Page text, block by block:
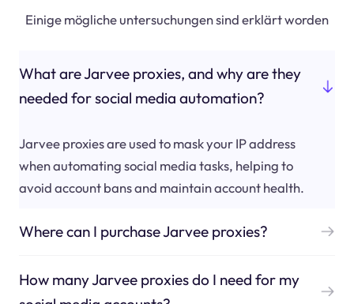
Einige mögliche untersuchungen sind erklärt worden
What are Jarvee proxies, and why are they
needed for social media automation?
Jarvee proxies are used to mask your IP address
when automating social media tasks, helping to
avoid account bans and maintain account health.
Where can I purchase Jarvee proxies?
How many Jarvee proxies do I need for my